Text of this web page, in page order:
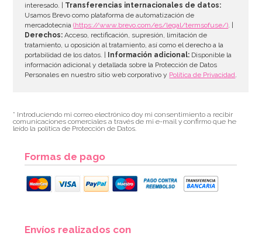
AÑADIR
interesado. | Transferencias internacionales de datos:
Usamos Brevo como plataforma de automatización de
mercadotecnia(https://www.brevo.com/es/legal/termsofuse/). |
Derechos: Acceso, rectificación, supresión, limitación de
tratamiento, u oposición al tratamiento, así como el derecho a la
portabilidad de los datos. |
Información adicional: Disponible la
información adicional y detallada sobre la Protección de Datos
Personales en nuestro sitio web corporativo y Política de Privacidad.
* Introduciendo mi correo electrónico doy mi consentimiento a recibir
comunicaciones comerciales a través de mi e-mail y confirmo que he
leído la política de Protección de Datos.
Formas de pago
Envíos realizados con